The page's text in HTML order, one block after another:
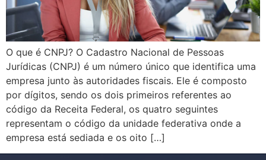
O que é CNPJ? O Cadastro Nacional de Pessoas
Jurídicas (CNPJ) é um número único que identifica uma
empresa junto às autoridades fiscais. Ele é composto
por dígitos, sendo os dois primeiros referentes ao
código da Receita Federal, os quatro seguintes
representam o código da unidade federativa onde a
empresa está sediada e os oito […]